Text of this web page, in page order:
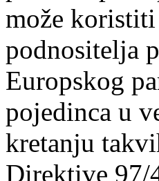
može
podnositelja
Europskog
pojedinca u
kretanju
Direktive 97/